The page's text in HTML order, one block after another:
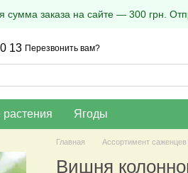
сумма заказа на сайте — 300 грн.
13 Перезвонить вам?
Ягоды
Главная Ассортимент саженцев
Вишня